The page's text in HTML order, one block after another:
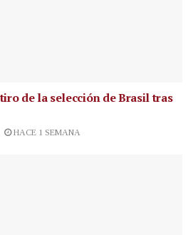
de la selección de Brasil tras
HACE 1 SEMANA